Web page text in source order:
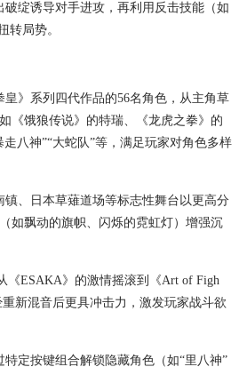
破绽诱导对手进攻，再利用反击技能（如
转局势。
皇》系列四代作品的56名角色，从主角草
《饿狼传说》的特瑞、《龙虎之拳》的
八神”“大蛇队”等，满足玩家对角色多样
镇、日本草薙道场等标志性舞台以更高分
如飘动的旗帜、闪烁的霓虹灯）增强沉
《ESAKA》的激情摇滚到《Art of Figh
新混音后更具冲击力，激发玩家战斗欲
定按键组合解锁隐藏角色（如“里八神”